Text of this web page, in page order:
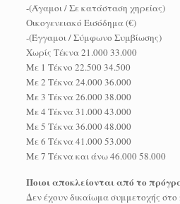
-(Άγαμοι / Σε κατάσταση χηρείας)
Οικογενειακό Εισόδημα (€)
-(Έγγαμοι / Σύμφωνο Συμβίωσης)
Χωρίς Τέκνα 21.000 33.000
Με 1 Τέκνο 22.500 34.500
Με 2 Τέκνα 24.000 36.000
Με 3 Τέκνα 26.000 38.000
Με 4 Τέκνα 31.000 43.000
Με 5 Τέκνα 36.000 48.000
Με 6 Τέκνα 41.000 53.000
Με 7 Τέκνα και άνω 46.000 58.000
Ποιοι αποκλείονται από το
Δεν έχουν δικαίωμα συμμετοχής